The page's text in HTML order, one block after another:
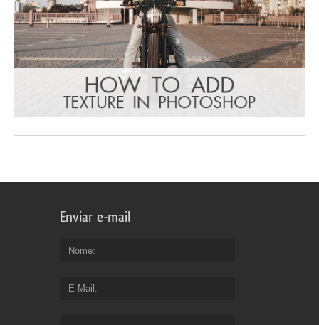
Enviar e-mail
Nome
E-Mail